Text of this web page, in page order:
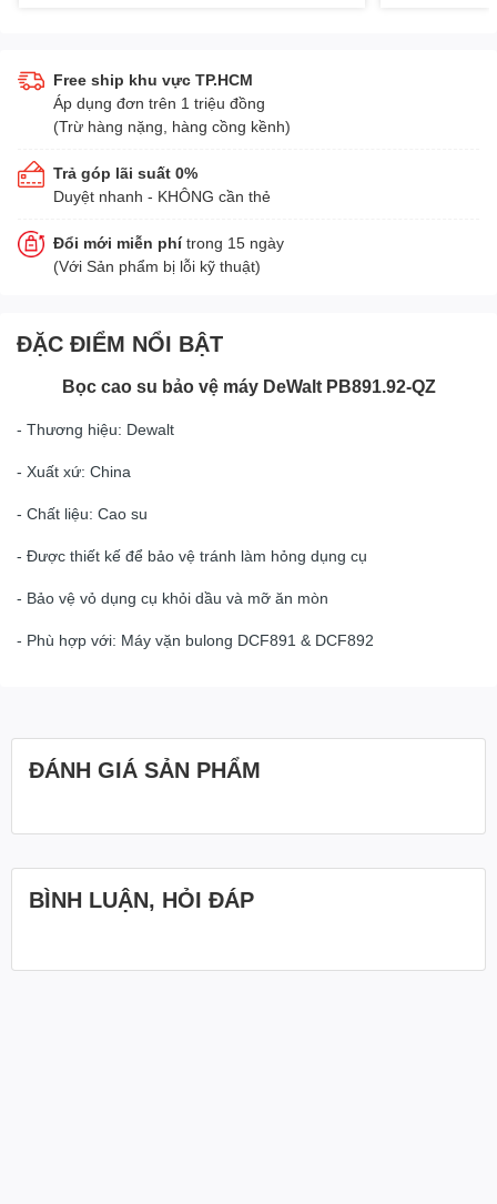
Free ship khu vực TP.HCM
Áp dụng đơn trên 1 triệu đồng
(Trừ hàng nặng, hàng cồng kềnh)
Trả góp lãi suất 0%
Duyệt nhanh - KHÔNG cần thẻ
Đổi mới miễn phítrong 15 ngày
(Với Sản phẩm bị lỗi kỹ thuật)
ĐẶC ĐIỂM NỔI BẬT
Bọc cao su bảo vệ máy DeWalt PB891.92-QZ
- Thương hiệu: Dewalt
- Xuất xứ: China
- Chất liệu: Cao su
- Được thiết kế để bảo vệ tránh làm hỏng dụng cụ
- Bảo vệ vỏ dụng cụ khỏi dầu và mỡ ăn mòn
- Phù hợp với: Máy vặn bulong DCF891 & DCF892
ĐÁNH GIÁ SẢN PHẨM
BÌNH LUẬN, HỎI ĐÁP